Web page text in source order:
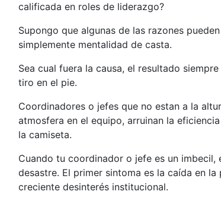
calificada en roles de liderazgo?
Supongo que algunas de las razones
simplemente mentalidad de casta.
Sea cual fuera la causa, el resultado
tiro en el pie.
Coordinadores o jefes que no estan a la
atmosfera en el equipo, arruinan la
la camiseta.
Cuando tu coordinador o jefe es un
desastre. El primer sintoma es la caída en
creciente desinterés institucional.